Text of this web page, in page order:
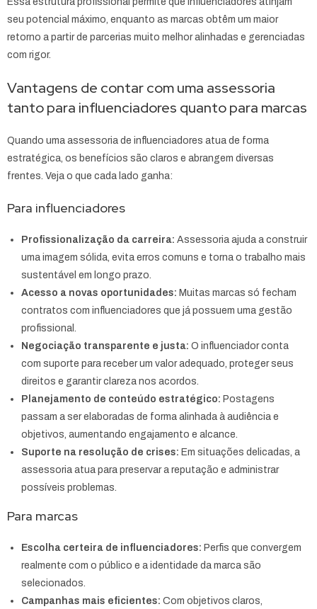
seu potencial máximo, enquanto as marcas obtêm um maior
retorno a partir de parcerias muito melhor alinhadas e gerenciadas
com rigor.
Vantagens de contar com uma assessoria
tanto para influenciadores quanto para marcas
Quando uma assessoria de influenciadores atua de forma
estratégica, os benefícios são claros e abrangem diversas
frentes. Veja o que cada lado ganha:
Para influenciadores
Profissionalização da carreira: Assessoria ajuda a construir
uma imagem sólida, evita erros comuns e torna o trabalho mais
sustentável em longo prazo.
Acesso a novas oportunidades: Muitas marcas só fecham
contratos com influenciadores que já possuem uma gestão
profissional.
Negociação transparente e justa: O influenciador conta
com suporte para receber um valor adequado, proteger seus
direitos e garantir clareza nos acordos.
Planejamento de conteúdo estratégico: Postagens
passam a ser elaboradas de forma alinhada à audiência e
objetivos, aumentando engajamento e alcance.
Suporte na resolução de crises: Em situações delicadas, a
assessoria atua para preservar a reputação e administrar
possíveis problemas.
Para marcas
Escolha certeira de influenciadores: Perfis que convergem
realmente com o público e a identidade da marca são
selecionados.
Campanhas mais eficientes: Com objetivos claros,